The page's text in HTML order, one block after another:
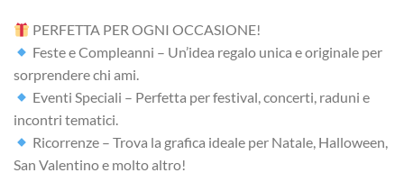
PERFETTA PER OGNI OCCASIONE!
Feste e Compleanni – Un’idea regalo unica e originale per
sorprendere chi ami.
Eventi Speciali – Perfetta per festival, concerti, raduni e
incontri tematici.
Ricorrenze – Trova la grafica ideale per Natale, Halloween,
San Valentino e molto altro!